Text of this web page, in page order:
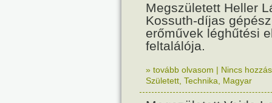
Megszületett Heller
Kossuth-díjas
erőművek léghűtési
feltalálója.
» tovább olvasom | Nincs
Született Technika Magyar